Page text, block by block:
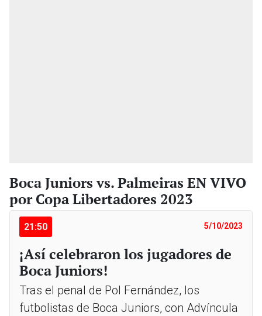
Boca Juniors vs. Palmeiras EN VIVO
por Copa Libertadores 2023
21:50 5/10/2023
¡Así celebraron los jugadores de
Boca Juniors!
Tras el penal de Pol Fernández, los
futbolistas de Boca Juniors, con Advíncula